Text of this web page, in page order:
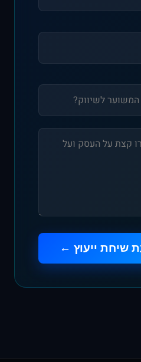
שיחת ייעוץ ←